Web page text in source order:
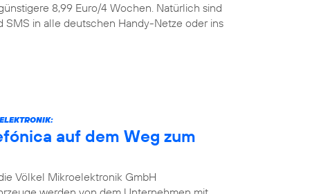
8,99 Euro/4 Wochen. Natürlich sind
in alle deutschen Handy-Netze oder ins
auf dem Weg zum
Völkel Mikroelektronik GmbH